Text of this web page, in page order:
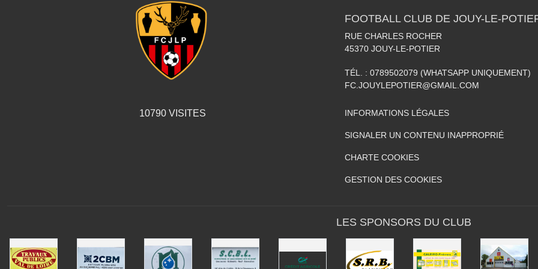
10790VISITES
FOOTBALL CLUB DE JOUY-LE-
RUE CHARLES ROCHER
45370 JOUY-LE-POTIER
TÉL. : 0789502079 (WHATSAPP UNIQUEMENT)
FC.JOUYLEPOTIER@GMAIL.COM
INFORMATIONS LÉGALES
SIGNALER UN CONTENU INAPPROPRIÉ
CHARTE COOKIES
GESTION DES COOKIES
LES SPONSORS DU CLUB